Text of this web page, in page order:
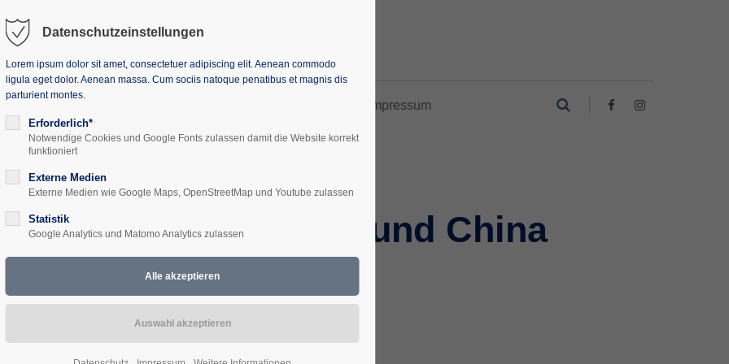
Impressum
EU neben den USA und China
Datenschutzeinstellungen
Lorem ipsum dolor sit amet, consectetuer adipiscing elit. Aenean commodo
ligula eget dolor. Aenean massa. Cum sociis natoque penatibus et magnis dis
parturient montes.
Erforderlich*
Notwendige Cookies und Google Fonts zulassen damit die Website korrekt
funktioniert
Externe Medien
Externe Medien wie Google Maps, OpenStreetMap und Youtube zulassen
Statistik
Google Analytics und Matomo Analytics zulassen